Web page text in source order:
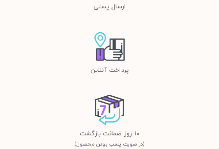
ارسال پستی
پرداخت آنلاین
١٠ روز ضمانت بازگشت
(در صورت پلمب بودن محصول)